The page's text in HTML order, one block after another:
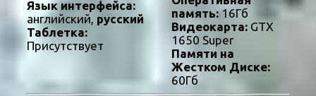
Язык интерфейса:
английский, русский
Таблетка:
Присутствует
память:16Гб
Видеокарта:GTX
1650 Super
Памяти на
Жестком Диске:
60Гб